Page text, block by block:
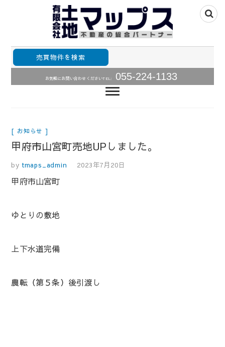
山梨不動産の総合パ
ートナー・土地・中
古住宅・中古マンシ
山梨県甲府市山梨全域の不動産情報住宅用土地、中古住
宅･中古マンションの販売
売買物件を検索
お気軽にお問い合わせくださいTEL: 055-224-1133
お知らせ
甲府市山宮町売地UPしました。
by tmaps_admin 2023年7月20日
甲府市山宮町
ゆとりの敷地
上下水道完備
農転（第５条）後引渡し